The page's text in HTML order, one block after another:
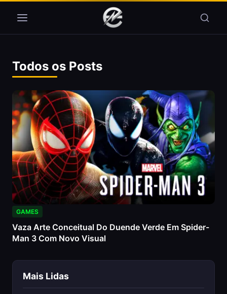
Todos os Posts
GAMES
Vaza Arte Conceitual Do Duende Verde Em Spider-
Man 3 Com Novo Visual
Mais Lidas